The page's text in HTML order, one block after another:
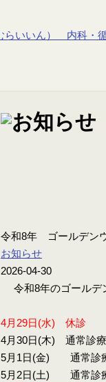
令和8年 ゴールデン
お知らせ
2026-04-30
令和8年のゴールデ
4月29日(水) 休診
4月30日(木) 通常診療
5月1日(金) 通常診
5月2日(土) 通常診